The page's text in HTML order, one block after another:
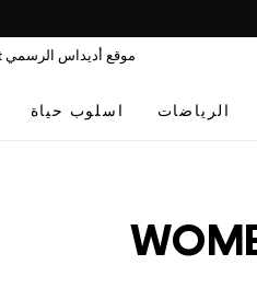
موقع أديداس الرسمي Egypt
الرياضات اسلوب حياة